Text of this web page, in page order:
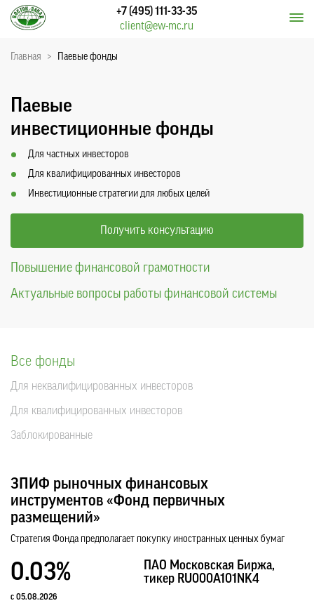
+7 (495) 111-33-35
client@ew-mc.ru
Паевые
инвестиционные фонды
Для частных инвесторов
Для квалифицированных инвесторов
Инвестиционные стратегии для любых целей
Получить консультацию
Повышение финансовой грамотности
Актуальные вопросы работы финансовой системы
Главная > Паевые фонды
Все фонды
Для неквалифицированных инвесторов
Для квалифицированных инвесторов
Заблокированные
ЗПИФ рыночных финансовых
инструментов «Фонд первичных
размещений»
Стратегия Фонда предполагает покупку иностранных ценных бумаг
0.03%
с 05.08.2026
ПАО Московская Биржа,
тикер RU000A101NK4